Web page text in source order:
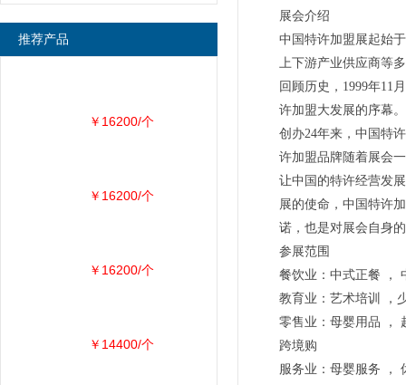
展会介绍
中国特许加盟展起始
上下游产业供应商等
回顾历史，1999年11
许加盟大发展的序幕。
创办24年来，中国特
许加盟品牌随着展会
让中国的特许经营发
展的使命，中国特许
诺，也是对展会自身
参展范围
餐饮业：中式正餐 ，
教育业：艺术培训 ，
零售业：母婴用品 ，
跨境购
服务业：母婴服务 ，
推荐产品
￥16200/个
￥16200/个
￥16200/个
￥14400/个